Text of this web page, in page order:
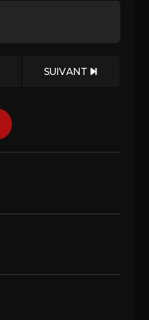
SUIVANT